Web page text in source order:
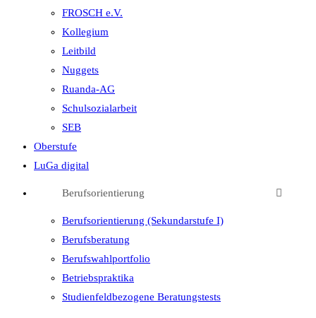
FROSCH e.V.
Kollegium
Leitbild
Nuggets
Ruanda-AG
Schulsozialarbeit
SEB
Oberstufe
LuGa digital
Berufsorientierung
Berufsorientierung (Sekundarstufe I)
Berufsberatung
Berufswahlportfolio
Betriebspraktika
Studienfeldbezogene Beratungstests